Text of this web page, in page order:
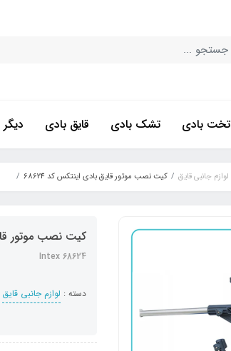
تخت بادی تشک بادی قایق بادی
لوازم جانبی قایق کیت نصب موتور قایق بادی اینتکس کد 68624
کیت نصب موتور
Intex 68624
دسته : لوازم جانبی قایق